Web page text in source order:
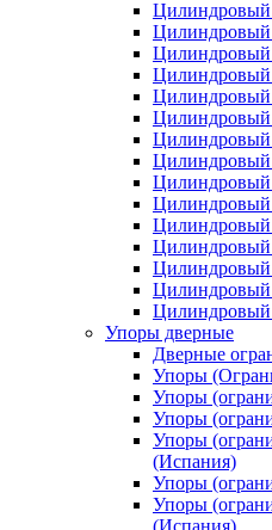
Цилиндровый
Цилиндровый
Цилиндровый
Цилиндровый
Цилиндровый
Цилиндровый
Цилиндровый
Цилиндровый
Цилиндровый
Цилиндровый
Цилиндровый
Цилиндровый
Цилиндровый
Цилиндровый
Упоры дверные
Дверные
Упоры
Упоры
Упоры
Упоры
(Испания)
Упоры
Упоры
(Испания)